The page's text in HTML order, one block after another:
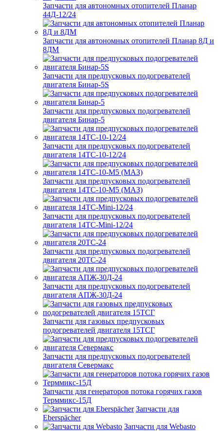
Запчасти для автономных отопителей Планар
44Д-12/24
Запчасти для автономных отопителей Планар 8Д и
8ДМ
Запчасти для предпусковых подогревателей
двигателя Бинар-5S
Запчасти для предпусковых подогревателей
двигателя Бинар-5
Запчасти для предпусковых подогревателей
двигателя 14ТС-10-12/24
Запчасти для предпусковых подогревателей
двигателя 14ТС-10-М5 (МАЗ)
Запчасти для предпусковых подогревателей
двигателя 14ТС-Mini-12/24
Запчасти для предпусковых подогревателей
двигателя 20ТС-24
Запчасти для предпусковых подогревателей
двигателя АПЖ-30Д-24
Запчасти для газовых предпусковых
подогревателей двигателя 15ТСГ
Запчасти для предпусковых подогревателей
двигателя Севермакс
Запчасти для генераторов потока горячих газов
Терммикс-15Д
Запчасти для
Eberspächer
Запчасти для Webasto